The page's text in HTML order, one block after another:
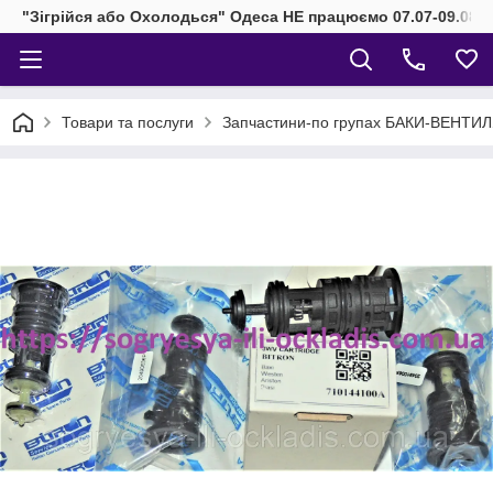
"Зігрійся або Охолодься" Одеса НЕ працюємо 07.07-
Товари та послуги Запчастини-по групах БАКИ-